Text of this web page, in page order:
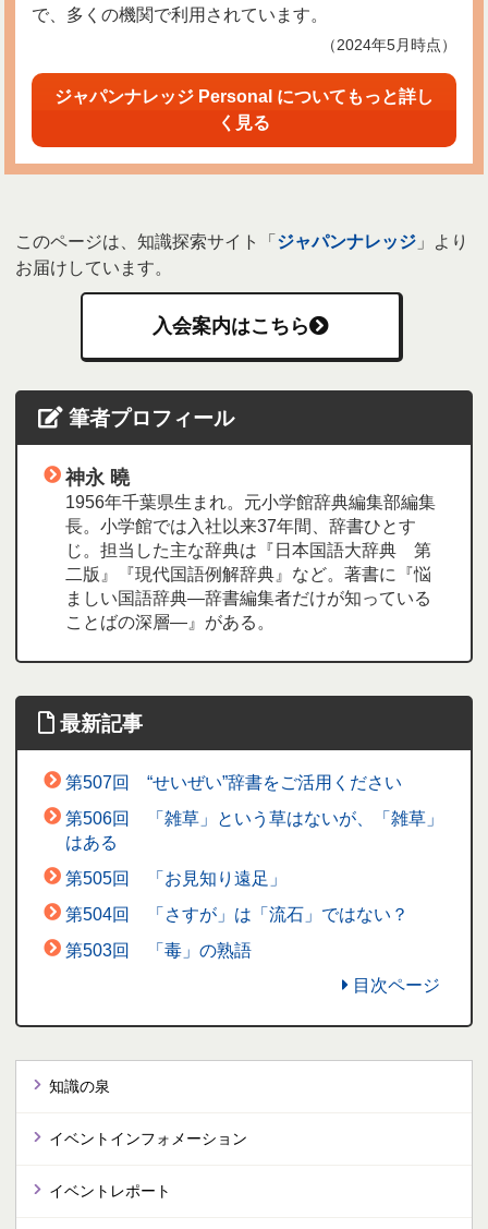
で、多くの機関で利用されています。
（2024年5月時点）
ジャパンナレッジ Personal についてもっと詳し
く見る
このページは、知識探索サイト「 ジャパンナレッジ 」より
お届けしています。
入会案内はこちら
筆者プロフィール
神永 曉
1956年千葉県生まれ。元小学館辞典編集部編集
長。小学館では入社以来37年間、辞書ひとす
じ。担当した主な辞典は『日本国語大辞典 第
二版』『現代国語例解辞典』など。著書に『悩
ましい国語辞典―辞書編集者だけが知っている
ことばの深層―』がある。
最新記事
第507回 “せいぜい”辞書をご活用ください
第506回 「雑草」という草はないが、「雑草」
はある
第505回 「お見知り遠足」
第504回 「さすが」は「流石」ではない？
第503回 「毒」の熟語
目次ページ
知識の泉
イベントインフォメーション
イベントレポート